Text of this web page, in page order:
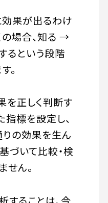
果が出るわけ
の場合、知る →
るという段階
。
を正しく判断す
指標を設定し、
の効果を生ん
づいて比較・検
せん。